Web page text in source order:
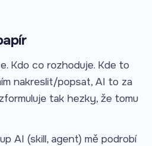
Kdo co rozhoduje. Kde to
nakreslit/popsat, AI to za
tak hezky, že tomu
AI (skill, agent) mě podrobí